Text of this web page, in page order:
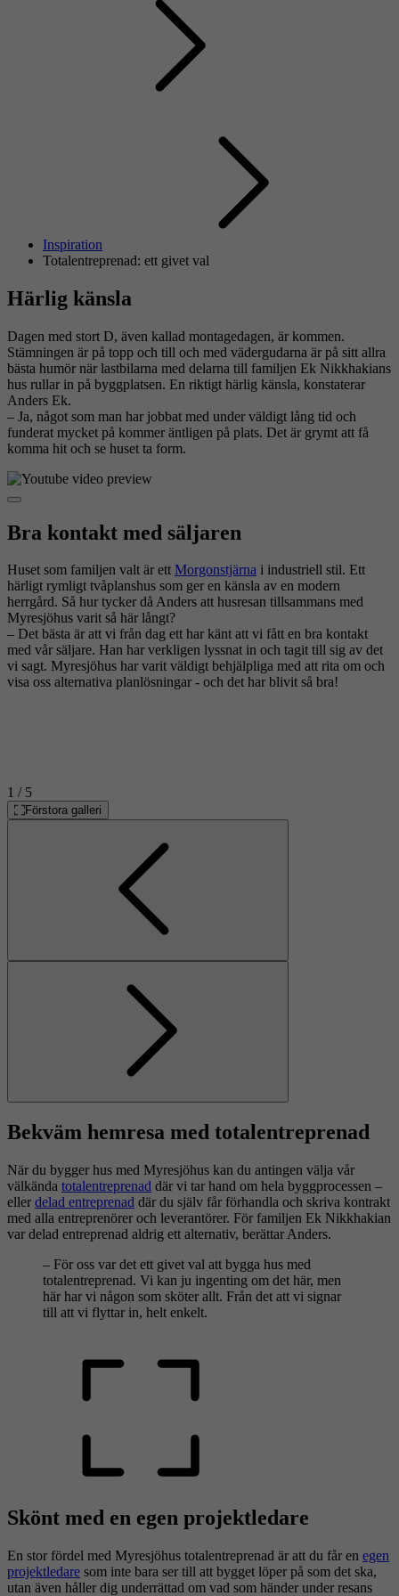
Inspiration
Totalentreprenad: ett givet val
Härlig känsla
Dagen med stort D, även kallad montagedagen, är kommen.
Stämningen är på topp och till och med vädergudarna är på sitt allra
bästa humör när lastbilarna med delarna till familjen Ek Nikkhakians
hus rullar in på byggplatsen. En riktigt härlig känsla, konstaterar
Anders Ek.
– Ja, något som man har jobbat med under väldigt lång tid och
funderat mycket på kommer äntligen på plats. Det är grymt att få
komma hit och se huset ta form.
Bra kontakt med säljaren
Huset som familjen valt är ett Morgonstjärna i industriell stil. Ett
härligt rymligt tvåplanshus som ger en känsla av en modern
herrgård. Så hur tycker då Anders att husresan tillsammans med
Myresjöhus varit så här långt?
– Det bästa är att vi från dag ett har känt att vi fått en bra kontakt
med vår säljare. Han har verkligen lyssnat in och tagit till sig av det
vi sagt. Myresjöhus har varit väldigt behjälpliga med att rita om och
visa oss alternativa planlösningar - och det har blivit så bra!
1 / 5
Förstora galleri
Föregående
Nästa
Bekväm hemresa med totalentreprenad
När du bygger hus med Myresjöhus kan du antingen välja vår
välkända totalentreprenad där vi tar hand om hela byggprocessen –
eller delad entreprenad där du själv får förhandla och skriva kontrakt
med alla entreprenörer och leverantörer. För familjen Ek Nikkhakian
var delad entreprenad aldrig ett alternativ, berättar Anders.
– För oss var det ett givet val att bygga hus med
totalentreprenad. Vi kan ju ingenting om det här, men
här har vi någon som sköter allt. Från det att vi signar
till att vi flyttar in, helt enkelt.
Skönt med en egen projektledare
En stor fördel med Myresjöhus totalentreprenad är att du får en egen
projektledare som inte bara ser till att bygget löper på som det ska,
utan även håller dig underrättad om vad som händer under resans